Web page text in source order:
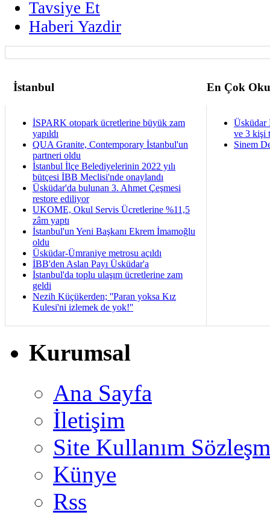
Tavsiye Et
Haberi Yazdir
İstanbul En Çok
İSPARK otopark ücretlerine büyük zam
yapıldı
QUA Granite, Contemporary İstanbul'un
partneri oldu
İstanbul İlçe Belediyelerinin 2022 yılı
bütçesi İBB Meclisi'nde onaylandı
Üsküdar'da bulunan 3. Ahmet Çeşmesi
restore ediliyor
UKOME, Okul Servis Ücretlerine %11,5
zâm yaptı
İstanbul'un Yeni Başkanı Ekrem İmamoğlu
oldu
Üsküdar-Ümraniye metrosu açıldı
İBB'den Aslan Payı Üsküdar'a
İstanbul'da toplu ulaşım ücretlerine zam
geldi
Nezih Küçükerden; ''Paran yoksa Kız
Kulesi'ni izlemek de yok!''
Üsküdar
ve 3 kişi
Sinem
Kurumsal
Ana Sayfa
İletişim
Site Kullanım
Künye
Rss